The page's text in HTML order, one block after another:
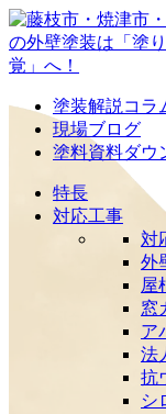
塗装解説コラ
現場ブログ
塗料資料ダウ
特長
対応工事
対
外
屋
窓
ア
法
抗
シ